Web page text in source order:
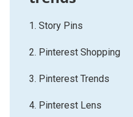
1. Story Pins
2. Pinterest Shopping
3. Pinterest Trends
4. Pinterest Lens